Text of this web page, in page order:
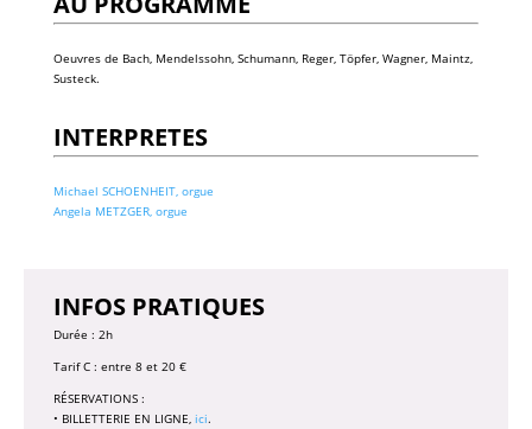
Oeuvres de Bach, Mendelssohn, Schumann, Reger, Töpfer, Wagner, Maintz,
Susteck.
INTERPRETES
Michael SCHOENHEIT, orgue
Angela METZGER, orgue
INFOS PRATIQUES
Durée : 2h
Tarif C : entre 8 et 20 €
RÉSERVATIONS :
• BILLETTERIE EN LIGNE, ici.